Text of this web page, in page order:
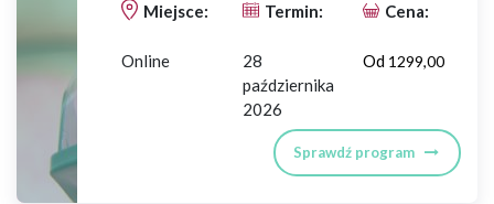
Miejsce: Termin: Cena:
Online
28
października
2026
Od 1299,00
Sprawdź program